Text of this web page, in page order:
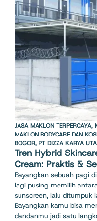
JASA MAKLON TERPERCAYA,
MAKLON BODYCARE DAN
BOGOR, PT DIZZA KARYA
Tren Hybrid
Cream: Praktis &
Bayangkan sebuah pagi
lagi pusing memilih
sunscreen, lalu ditumpuk
Bayangkan kamu bisa
dandanmu jadi satu